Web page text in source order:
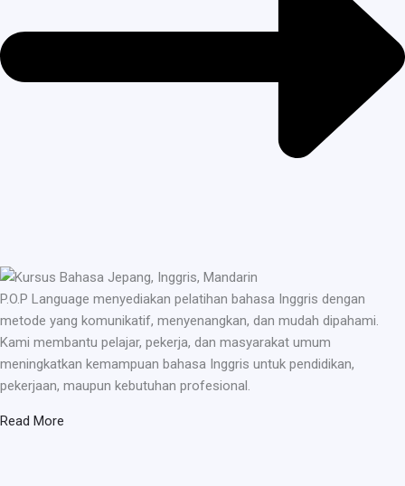
P.O.P Language menyediakan pelatihan bahasa Inggris dengan
metode yang komunikatif, menyenangkan, dan mudah dipahami.
Kami membantu pelajar, pekerja, dan masyarakat umum
meningkatkan kemampuan bahasa Inggris untuk pendidikan,
pekerjaan, maupun kebutuhan profesional.
Read More